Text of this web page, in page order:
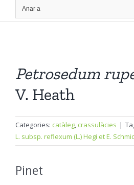
Anar a
Petrosedum
V. Heath
Categories: catàleg, crassulàcies |
L. subsp. reflexum (L.) Hegi et E.
Pinet